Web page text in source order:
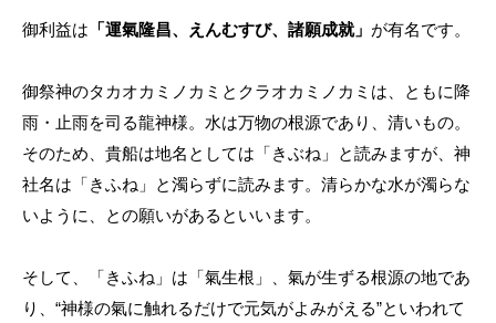
御利益は 「運氣隆昌、えんむすび、諸願成就」 が有名です。
御祭神のタカオカミノカミとクラオカミノカミは、ともに降
雨・止雨を司る龍神様。水は万物の根源であり、清いもの。
そのため、貴船は地名としては「きぶね」と読みますが、神
社名は「きふね」と濁らずに読みます。清らかな水が濁らな
いように、との願いがあるといいます。
そして、「きふね」は「氣生根」、氣が生ずる根源の地であ
り、“神様の氣に触れるだけで元気がよみがえる”といわれて